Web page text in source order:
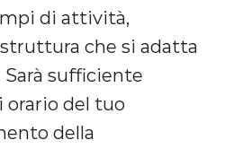
di attività,
che si adatta
Sarà sufficiente
del tuo
della